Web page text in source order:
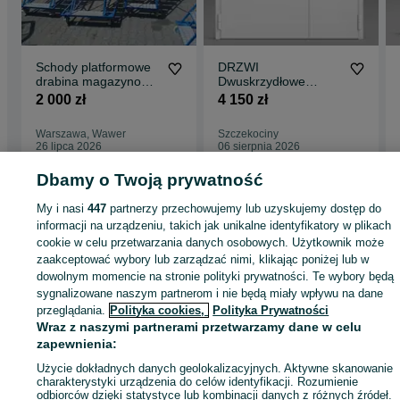
Drzwi 2-skrzydłowe
120 cm – 1300 (900+400)x2050mm
140 cm – 1500 (1000+500)x2050mm
150 cm – 1600 (1000+600)x2050mm
160 cm – 1700 (1000+700)x2050mm
190 cm – 2000 (1000+1000)x2050mm
Schody platformowe
drabina magazynowa
jezdna podest WGP
2 000 zł
Warszawa, Wawer
26 lipca 2026
DRZWI
Dwuskrzydłowe
Stalowe Techniczne
4 150 zł
Szczekociny
06 sierpnia 2026
Strona główna Budowa i Remont Drzwi Drzwi zewnętrzne
Drzwi
zewnętrzne - Śląskie
Drzwi zewnętrzne - Szczekociny
KATEGORIA
ID:486332383 Wyświetlenia:
Zadzwoń / SMS Wyślij wiadomość
Dbamy o Twoją prywatność
My i nasi447 partnerzy przechowujemy lub uzyskujemy dostęp do
informacji na urządzeniu, takich jak unikalne identyfikatory w plikach
cookie w celu przetwarzania danych osobowych. Użytkownik może
zaakceptować wybory lub zarządzać nimi, klikając poniżej lub w
dowolnym momencie na stronie polityki prywatności. Te wybory będą
sygnalizowane naszym partnerom i nie będą miały wpływu na dane
przeglądania. Polityka cookies, Polityka Prywatności
Wraz z naszymi partnerami przetwarzamy dane w celu
zapewnienia:
Użycie dokładnych danych geolokalizacyjnych. Aktywne skanowanie
charakterystyki urządzenia do celów identyfikacji. Rozumienie
odbiorców dzięki statystyce lub kombinacji danych z różnych źródeł.